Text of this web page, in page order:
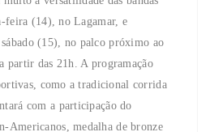
feira (14), no Lagamar, e
(15), no palco próximo ao
partir das 21h. A programação
como a tradicional corrida
com a participação do
Americanos, medalha de bronze